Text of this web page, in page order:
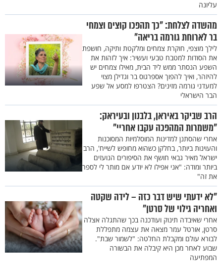
עליונה
מהשדה לצלחת: "כך תהפכו קוצים וצמחי
בר לארוחת גורמה בריאה"
לילך מוצפי, חוקרת צמחים ומלקטת ותיקה, חושפת
את הסודות למטבח טבעי ועשיר: איך לזהות את
השפע הנסתר ממש ליד הבית, מאילו צמחים יש
להיזהר, ואיך להפוך אספרגוס בר וגדילן מצוי
למעדני גורמה מזינים? הצטרפו למסע אל שפע
הבר הישראלי
הרב שביקר באיראן, בלבנון ובעיראק:
"משמרות המהפכה עקבו אחריי"
אחרי שהסתנן למדינות המוסלמיות המסוכנות
והעוינות ביותר, בחלקן כשהוא מחופש לשייח', הרב
ישראל מאיר גבאי חושף את הסיפורים הנועזים
ביותר ומודה: "אני אפילו לא יודע אם מותר לי לספר
את זה"
"לא ידעתי שיש דבר כזה – לידה שקטה
ואחריה גילוי של סרטן"
אחרי שאיבדה תינוק ועודכנה בכך שהתגלה אצלה
סרטן, אורטל עמר מצאה את עצמה מתפללת
לבורא עולם ומקבלת החלטה: "לשמור שבת".
שבוע לאחר מכן היא קיבלה את הבשורה
המפתיעה